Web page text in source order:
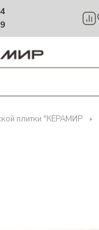
плитки "КЕРАМИР